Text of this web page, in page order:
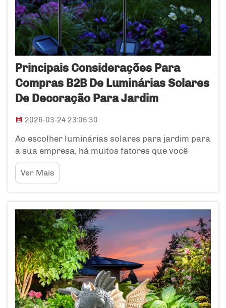
Principais Considerações Para
Compras B2B De Luminárias Solares
De Decoração Para Jardim
2026-03-24 23:06:30
Ao escolher luminárias solares para jardim para
a sua empresa, há muitos fatores que você
precisa levar em consideração. As luminárias
solares podem deixar jardins e áreas externas
realmente bonitas, mas é importante escolher o
decorações solares para jardim...
Ver Mais